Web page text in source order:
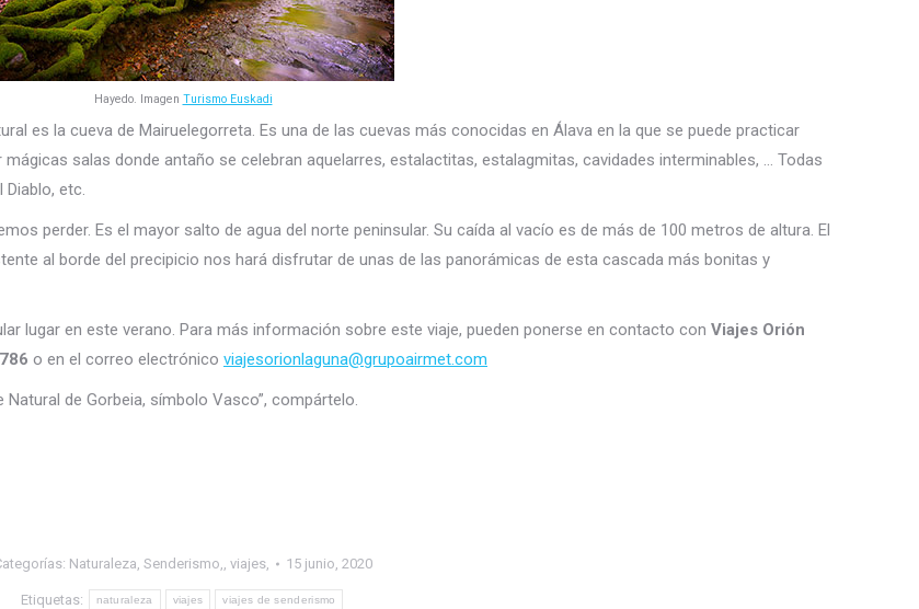
Hayedo. Imagen Turismo Euskadi
es la cueva de Mairuelegorreta. Es una de las cuevas más conocidas en Álava en la que se puede practicar
salas donde antaño se celebran aquelarres, estalactitas, estalagmitas, cavidades interminables, … Todas
Diablo, etc.
perder. Es el mayor salto de agua del norte peninsular. Su caída al vacío es de más de 100 metros de altura. El
al borde del precipicio nos hará disfrutar de unas de las panorámicas de esta cascada más bonitas y
lugar en este verano. Para más información sobre este viaje, pueden ponerse en contacto con Viajes Orión
o en el correo electrónico viajesorionlaguna@grupoairmet.com
de Gorbeia, símbolo Vasco”, compártelo.
Naturaleza, Senderismo,, viajes, 15 junio, 2020
Etiquetas: naturaleza viajes viajes de senderismo